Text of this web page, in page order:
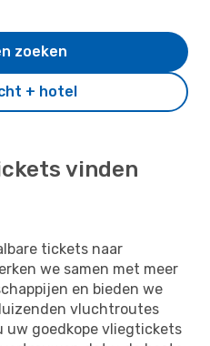
+ hotel
zoeken
vinden
tickets naar
we samen met meer
en bieden we
vluchtroutes
uw goedkope vliegtickets